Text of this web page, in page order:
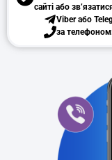
сайті або
Viber або
за